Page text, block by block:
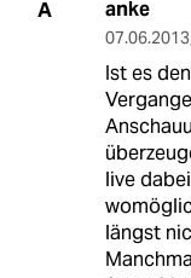
A anke
07.06.2013,
Ist es
live
längst